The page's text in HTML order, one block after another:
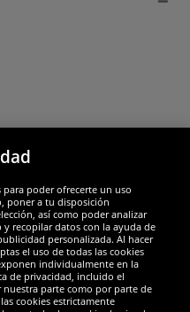
poder ofrecerte un uso
poner a tu disposición
así como poder analizar
recopilar datos con la ayuda de
personalizada. Al hacer
el uso de todas las cookies
individualmente en la
de privacidad, incluido el
parte como por parte de
cookies estrictamente